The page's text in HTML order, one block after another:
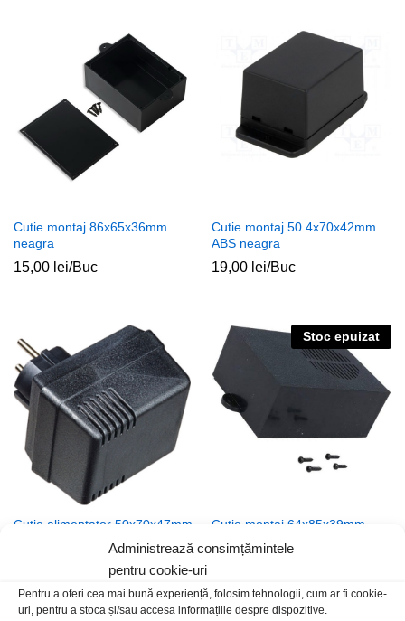
Administrează consimțămintele
pentru cookie-uri
Pentru a oferi cea mai bună experiență, folosim tehnologii, cum ar fi cookie-
uri, pentru a stoca și/sau accesa informațiile despre dispozitive.
Cutie montaj 86x65x36mm
neagra
15,00 lei/Buc
Cutie montaj 50.4x70x42mm
ABS neagra
19,00 lei/Buc
Cutie alimentator 50x70x47mm
Stoc epuizat
Cutie montaj 64x85x39mm
neagra cu fanta buzer